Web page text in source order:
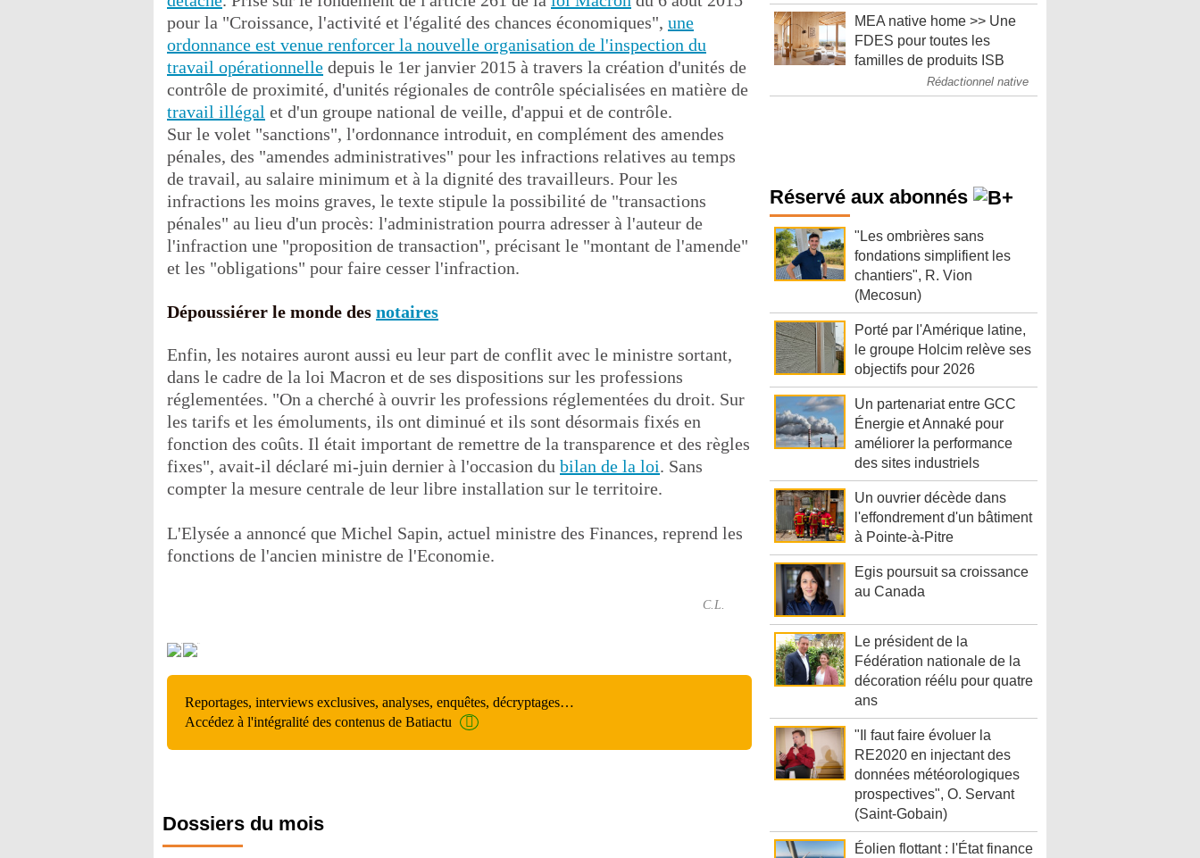
pour la "Croissance, l'activité et l'égalité des chances économiques", une
ordonnance est venue renforcer la nouvelle organisation de l'inspection du
travail opérationnelle depuis le 1er janvier 2015 à travers la création d'unités de
contrôle de proximité, d'unités régionales de contrôle spécialisées en matière de
travail illégal et d'un groupe national de veille, d'appui et de contrôle.
Sur le volet "sanctions", l'ordonnance introduit, en complément des amendes
pénales, des "amendes administratives" pour les infractions relatives au temps
de travail, au salaire minimum et à la dignité des travailleurs. Pour les
infractions les moins graves, le texte stipule la possibilité de "transactions
pénales" au lieu d'un procès: l'administration pourra adresser à l'auteur de
l'infraction une "proposition de transaction", précisant le "montant de l'amende"
et les "obligations" pour faire cesser l'infraction.
Dépoussiérer le monde des notaires
Enfin, les notaires auront aussi eu leur part de conflit avec le ministre sortant,
dans le cadre de la loi Macron et de ses dispositions sur les professions
réglementées. "On a cherché à ouvrir les professions réglementées du droit. Sur
les tarifs et les émoluments, ils ont diminué et ils sont désormais fixés en
fonction des coûts. Il était important de remettre de la transparence et des règles
fixes", avait-il déclaré mi-juin dernier à l'occasion du bilan de la loi. Sans
compter la mesure centrale de leur libre installation sur le territoire.
L'Elysée a annoncé que Michel Sapin, actuel ministre des Finances, reprend les
fonctions de l'ancien ministre de l'Economie.
C.L.
Reportages, interviews exclusives, analyses, enquêtes, décryptages…
Accédez à l'intégralité des contenus de Batiactu
Dossiers du mois
MEA native home >> Une
FDES pour toutes les
familles de produits ISB
Rédactionnel native
Réservé aux abonnés
"Les ombrières sans
fondations simplifient les
chantiers", R. Vion
(Mecosun)
Porté par l'Amérique latine,
le groupe Holcim relève ses
objectifs pour 2026
Un partenariat entre GCC
Énergie et Annaké pour
améliorer la performance
des sites industriels
Un ouvrier décède dans
l'effondrement d'un bâtiment
à Pointe-à-Pitre
Egis poursuit sa croissance
au Canada
Le président de la
Fédération nationale de la
décoration réélu pour quatre
ans
"Il faut faire évoluer la
RE2020 en injectant des
données météorologiques
prospectives", O. Servant
(Saint-Gobain)
Éolien flottant : l'État finance